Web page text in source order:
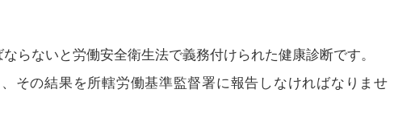
らないと労働安全衛生法で義務付けられた健康診断です。
その結果を所轄労働基準監督署に報告しなければなりませ